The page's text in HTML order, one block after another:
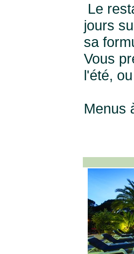
Le
jours
sa
Vous
l'été,
Menus